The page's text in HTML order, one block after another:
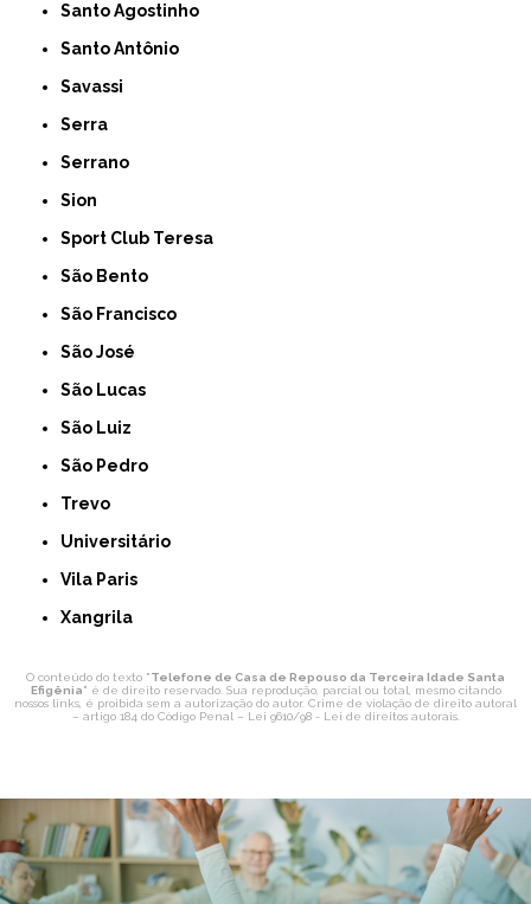
Santo Agostinho
Santo Antônio
Savassi
Serra
Serrano
Sion
Sport Club Teresa
São Bento
São Francisco
São José
São Lucas
São Luiz
São Pedro
Trevo
Universitário
Vila Paris
Xangrila
O conteúdo do texto "Telefone de Casa de Repouso da Terceira Idade Santa
Efigênia" é de direito reservado. Sua reprodução, parcial ou total, mesmo citando
nossos links, é proibida sem a autorização do autor. Crime de violação de direito autoral
– artigo 184 do Código Penal – Lei 9610/98 - Lei de direitos autorais.